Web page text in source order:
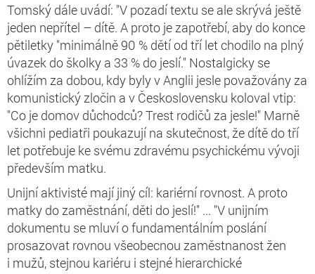
Tomský dále uvádí: "V pozadí textu se ale skrývá ještě
jeden nepřítel – dítě. A proto je zapotřebí, aby do konce
pětiletky "minimálně 90 % dětí od tří let chodilo na plný
úvazek do školky a 33 % do jeslí." Nostalgicky se
ohlížím za dobou, kdy byly v Anglii jesle považovány za
komunistický zločin a v Československu koloval vtip:
"Co je domov důchodců? Trest rodičů za jesle!" Marně
všichni pediatři poukazují na skutečnost, že dítě do tří
let potřebuje ke svému zdravému psychickému vývoji
především matku.
Unijní aktivisté mají jiný cíl: kariérní rovnost. A proto
matky do zaměstnání, děti do jeslí!" ... "V unijním
dokumentu se mluví o fundamentálním poslání
prosazovat rovnou všeobecnou zaměstnanost žen
i mužů, stejnou kariéru i stejné hierarchické